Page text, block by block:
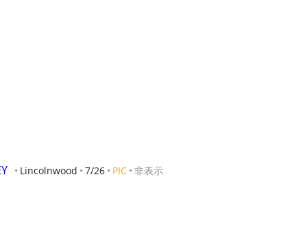
Lincolnwood 7/26 PIC 非表示